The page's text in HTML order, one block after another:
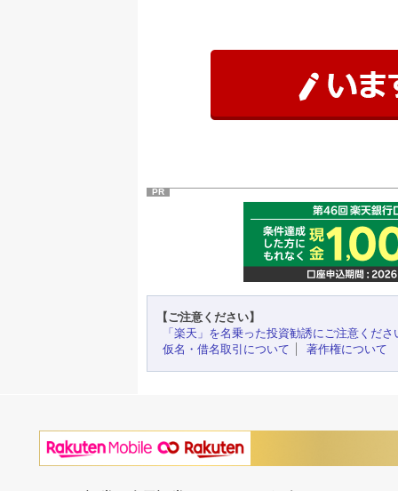
PR
【ご注意ください】
「楽天」を名乗った投資勧誘にご注意くださ
仮名・借名取引について
著作権について